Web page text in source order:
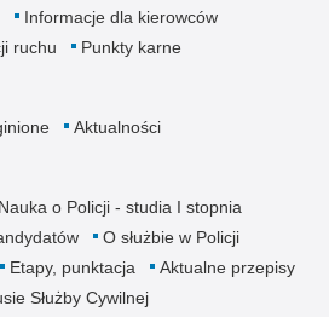
Informacje dla kierowców
ruchu
Punkty karne
Aktualności
Nauka o Policji - studia I stopnia
O służbie w Policji
Etapy, punktacja
Aktualne przepisy
Służby Cywilnej